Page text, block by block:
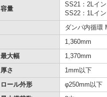
容量
SS21：2Lイ
SS22：1Lイ
ダンパ内循環
1,360mm
最大幅 1,370mm
厚さ
1mm以下
ロール外形
φ250mm以下